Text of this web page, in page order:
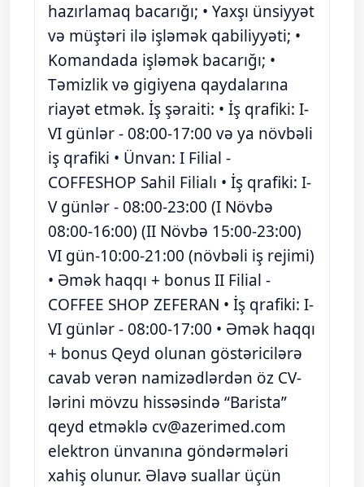
hazırlamaq bacarığı; • Yaxşı ünsiyyət
və müştəri ilə işləmək qabiliyyəti; •
Komandada işləmək bacarığı; •
Təmizlik və gigiyena qaydalarına
riayət etmək. İş şəraiti: • İş qrafiki: I-
VI günlər - 08:00-17:00 və ya növbəli
iş qrafiki • Ünvan: I Filial -
COFFESHOP Sahil Filialı • İş qrafiki: I-
V günlər - 08:00-23:00 (I Növbə
08:00-16:00) (II Növbə 15:00-23:00)
VI gün-10:00-21:00 (növbəli iş rejimi)
• Əmək haqqı + bonus II Filial -
COFFEE SHOP ZEFERAN • İş qrafiki: I-
VI günlər - 08:00-17:00 • Əmək haqqı
+ bonus Qeyd olunan göstəricilərə
cavab verən namizədlərdən öz CV-
lərini mövzu hissəsində “Barista”
qeyd etməklə cv@azerimed.com
elektron ünvanına göndərmələri
xahiş olunur. Əlavə suallar üçün